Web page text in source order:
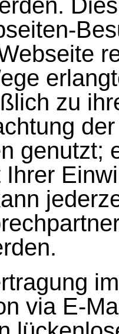
zu
genutzt;
via E-